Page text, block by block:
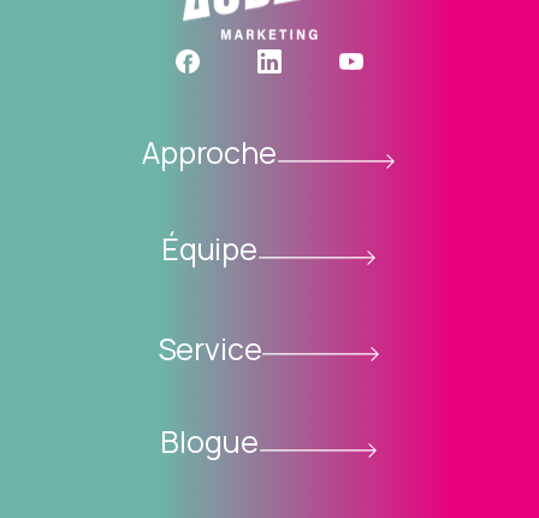
Approche
Équipe
Service
Blogue